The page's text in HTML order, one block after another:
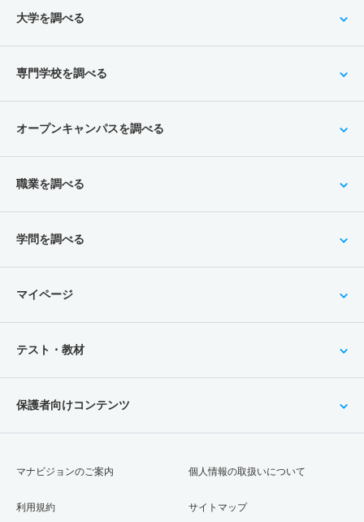
大学を調べる
専門学校を調べる
オープンキャンパスを調べる
職業を調べる
学問を調べる
マイページ
テスト・教材
保護者向けコンテンツ
マナビジョンのご案内
利用規約
個人情報の取扱いについて
サイトマップ